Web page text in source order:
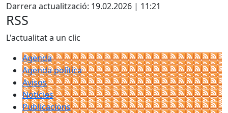
Darrera actualització: 19.02.2026 | 11:21
RSS
L'actualitat a un clic
Agenda
Agenda política
Avisos
Notícies
Publicacions